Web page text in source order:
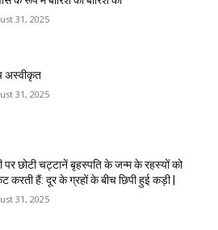
31, 2025
अस्वीकृत
31, 2025
पर छोटी चट्टानें बृहस्पति के जन्म के रहस्यों को
करती हैं: दूर के ग्रहों के बीच छिपी हुई कड़ी |
31, 2025